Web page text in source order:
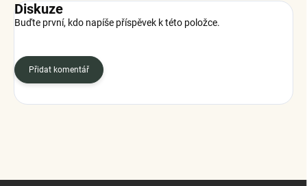
Diskuze
Buďte první, kdo napíše příspěvek k této položce.
Přidat komentář